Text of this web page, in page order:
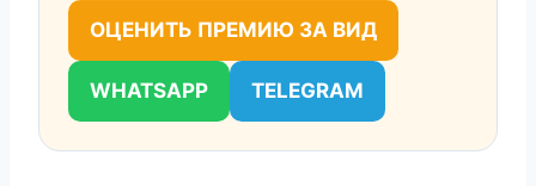
ОЦЕНИТЬ ПРЕМИЮ ЗА ВИД
WHATSAPP TELEGRAM